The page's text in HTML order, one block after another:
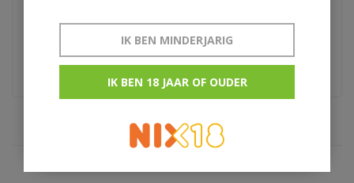
€25,95
IK BEN MINDERJARIG
IK BEN 18 JAAR OF OUDER